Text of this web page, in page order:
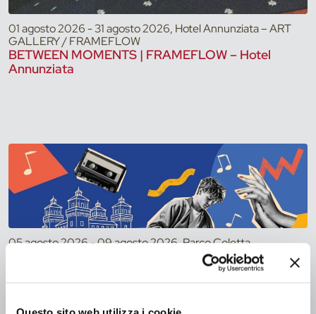
01 agosto 2026 - 31 agosto 2026, Hotel Annunziata – ART
GALLERY / FRAMEFLOW
BETWEEN MOMENTS | FRAMEFLOW – Hotel
Annunziata
05 agosto 2026 - 09 agosto 2026, Parco Coletta